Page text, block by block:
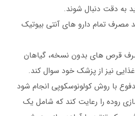
به دقت دنبال شوند.
مصرف تمام دارو های آنتی بیوتیک
قرص های بدون نسخه، گیاهان
نیز از پزشک خود سوال کند.
با روش کولونوسکوپی انجام شود
روده را رعایت کند که شامل یک